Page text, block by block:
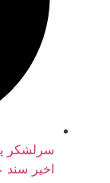
سرلشکر پاکپور:
اخیر سند عزت